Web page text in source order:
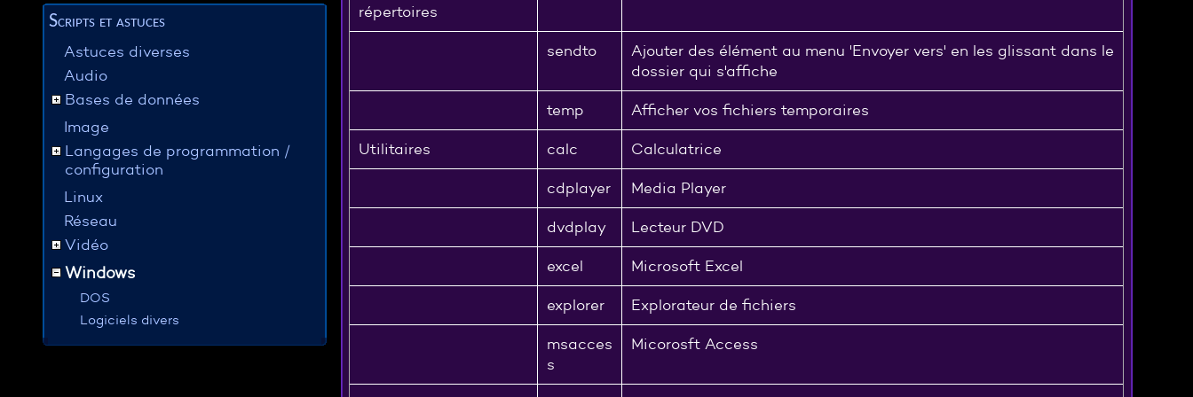
Scripts et astuces
Astuces diverses
Audio
Bases de données
Image
Langages de programmation /
configuration
Linux
Réseau
Vidéo
Windows
DOS
Logiciels divers
répertoires
sendto
Ajouter des élément au menu 'Envoyer vers' en les glissant dans le
dossier qui s'affiche
temp Afficher vos fichiers temporaires
Utilitaires calc Calculatrice
cdplayer Media Player
dvdplay Lecteur DVD
excel Microsoft Excel
explorer Explorateur de fichiers
msacces
s
Micorosft Access